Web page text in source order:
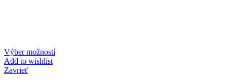
Výber možností
Add to wishlist
Zavrieť